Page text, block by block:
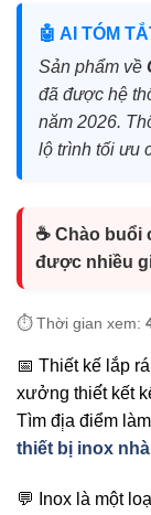
🤖 AI TÓM
Sản phẩm về
đã được hệ
năm 2026.
lộ trình tối ưu
☕ Chào
được nhiều
⏱️ Thời gian xem:
📅 Thiết kế lắp
xưởng thiế́t kết
Tìm đị̣a điểm
thiết bị inox
💬 Inox là một